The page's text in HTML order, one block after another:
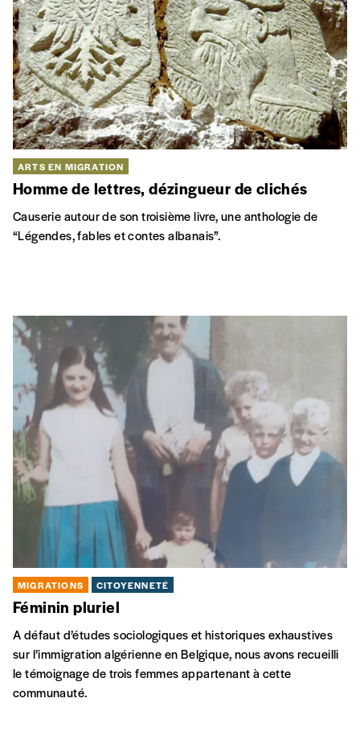
ARTS EN MIGRATION
Homme de lettres, dézingueur de clichés
Causerie autour de son troisième livre, une anthologie de
“Légendes, fables et contes albanais”.
MIGRATIONS CITOYENNETÉ
Féminin pluriel
A défaut d’études sociologiques et historiques exhaustives
sur l’immigration algérienne en Belgique, nous avons recueilli
le témoignage de trois femmes appartenant à cette
communauté.